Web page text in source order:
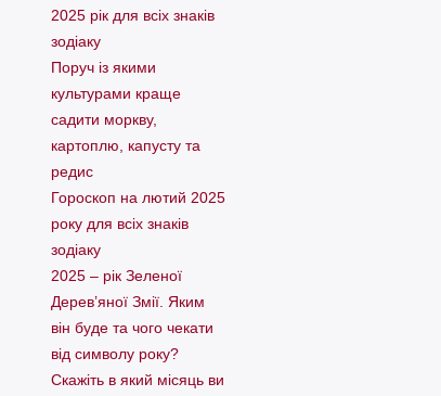
2025 рік для всіх знаків
зодіаку
Поруч із якими
культурами краще
садити моркву,
картоплю, капусту та
редис
Гороскоп на лютий 2025
року для всіх знаків
зодіаку
2025 – рік Зеленої
Дерев’яної Змії. Яким
він буде та чого чекати
від символу року?
Скажіть в який місяць ви